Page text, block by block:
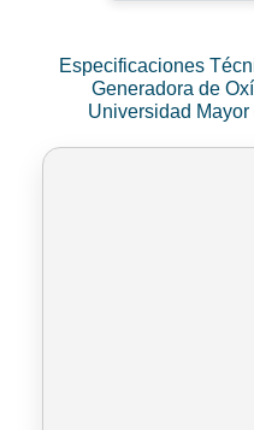
Especificaciones
Generadora de
Universidad